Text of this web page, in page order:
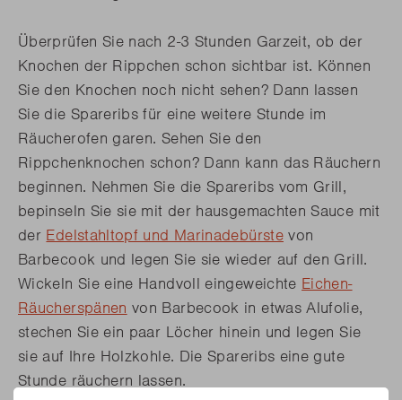
Überprüfen Sie nach 2-3 Stunden Garzeit, ob der
Knochen der Rippchen schon sichtbar ist. Können
Sie den Knochen noch nicht sehen? Dann lassen
Sie die Spareribs für eine weitere Stunde im
Räucherofen garen. Sehen Sie den
Rippchenknochen schon? Dann kann das Räuchern
beginnen. Nehmen Sie die Spareribs vom Grill,
bepinseln Sie sie mit der hausgemachten Sauce mit
der Edelstahltopf und Marinadebürstevon
Barbecook und legen Sie sie wieder auf den Grill.
Wickeln Sie eine Handvoll eingeweichte Eichen-
Räucherspänen von Barbecook in etwas Alufolie,
stechen Sie ein paar Löcher hinein und legen Sie
sie auf Ihre Holzkohle. Die Spareribs eine gute
Stunde räuchern lassen.